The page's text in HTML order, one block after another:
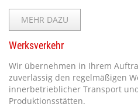
MEHR DAZU
Werksverkehr
Wir übernehmen in Ihrem
zuverlässig den regelmäßigen
innerbetrieblicher Transport
Produktionsstätten.